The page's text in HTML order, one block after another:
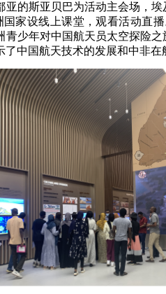
亚的斯亚贝巴为活动主会场，
家设线上课堂，观看活动直
少年对中国航天员太空探险
中国航天技术的发展和中非在